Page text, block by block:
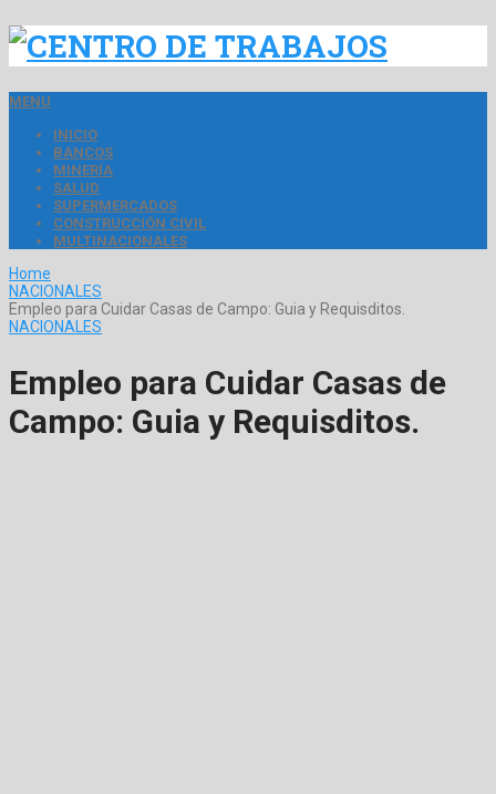
MENU
INICIO
BANCOS
MINERÍA
SALUD
SUPERMERCADOS
CONSTRUCCIÓN CIVIL
MULTINACIONALES
Home
NACIONALES
Empleo para Cuidar Casas de Campo: Guia y Requisditos.
NACIONALES
Empleo para Cuidar Casas de
Campo: Guia y Requisditos.